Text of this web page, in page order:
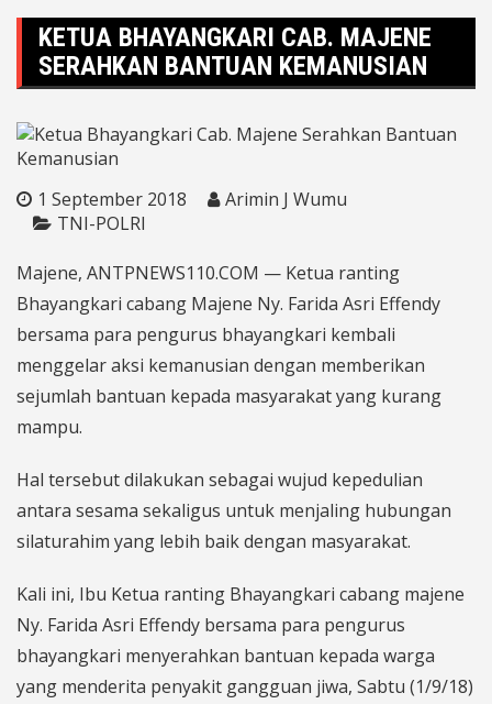
KETUA BHAYANGKARI CAB. MAJENE
SERAHKAN BANTUAN KEMANUSIAN
1 September 2018
Arimin J Wumu
TNI-POLRI
Majene, ANTPNEWS110.COM — Ketua ranting
Bhayangkari cabang Majene Ny. Farida Asri Effendy
bersama para pengurus bhayangkari kembali
menggelar aksi kemanusian dengan memberikan
sejumlah bantuan kepada masyarakat yang kurang
mampu.
Hal tersebut dilakukan sebagai wujud kepedulian
antara sesama sekaligus untuk menjaling hubungan
silaturahim yang lebih baik dengan masyarakat.
Kali ini, Ibu Ketua ranting Bhayangkari cabang majene
Ny. Farida Asri Effendy bersama para pengurus
bhayangkari menyerahkan bantuan kepada warga
yang menderita penyakit gangguan jiwa, Sabtu (1/9/18)